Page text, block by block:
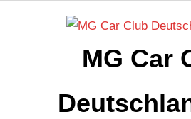
MG Car